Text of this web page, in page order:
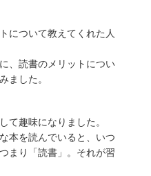
について教えてくれた人
、読書のメリットについ
ました。
て趣味になりました。
本を読んでいると、いつ
まり「読書」。それが習